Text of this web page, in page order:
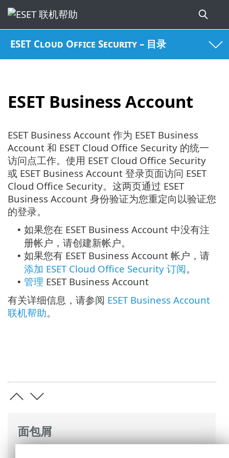
ESET Cloud Office Security – 目录
ESET Business Account
面包屑
ESET Business Account 作为 ESET Business
Account 和 ESET Cloud Office Security 的统一
访问点工作。使用 ESET Cloud Office Security
或 ESET Business Account 登录页面访问 ESET
Cloud Office Security。这两页通过 ESET
Business Account 身份验证为您重定向以验证您
的登录。
• 如果您在 ESET Business Account 中没有注
册帐户，请创建新帐户。
• 如果您有 ESET Business Account 帐户，请
添加 ESET Cloud Office Security 订阅。
• 管理 ESET Business Account
有关详细信息，请参阅 ESET Business Account
联机帮助。